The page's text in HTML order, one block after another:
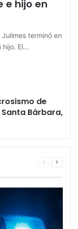
e hijo en
terminó en
hijo. El…
de
Bárbara,
Previous
Next